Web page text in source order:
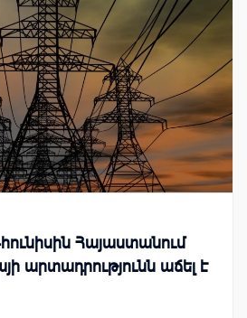
Հայաստանում
արտադրությունն աճել է